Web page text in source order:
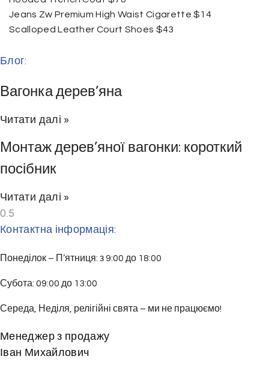
Jeans Zw Premium High Waist Cigarette $14
Scalloped Leather Court Shoes $43
Блог:
Вагонка дерев’яна
Читати далі »
Монтаж дерев’яної вагонки: короткий
посібник
Читати далі »
Контактна інформація:
Понеділок – П’ятниця: з 9:00 до 18:00
Субота: 09:00 до 13:00
Середа, Неділя, релігійні свята – ми не працюємо!
Менеджер з продажу
Іван Михайлович